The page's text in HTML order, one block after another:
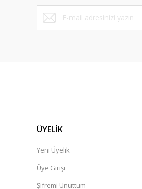
Bu ürüne benzer farklı
ÜYELİK
Yeni Üyelik
Üye Girişi
Şifremi Unuttum